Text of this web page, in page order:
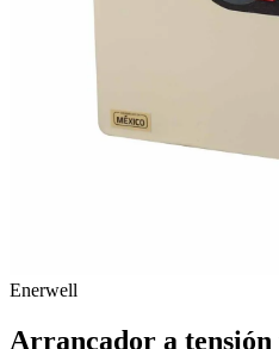
Enerwell
Arrancador a tensión